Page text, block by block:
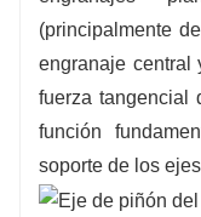
(principalmente
engranaje central
fuerza tangencial
función
soporte de los